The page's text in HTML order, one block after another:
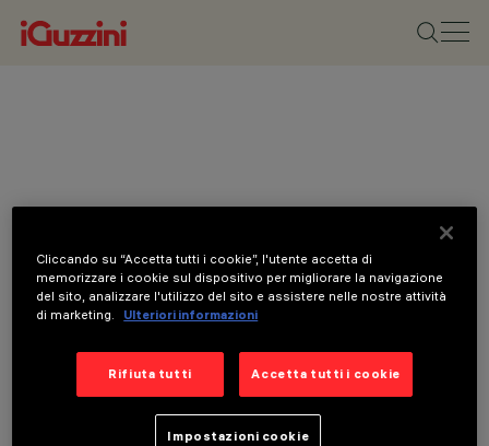
Cliccando su “Accetta tutti i cookie”, l'utente accetta di
memorizzare i cookie sul dispositivo per migliorare la navigazione
del sito, analizzare l'utilizzo del sito e assistere nelle nostre attività
di marketing.
Ulteriori informazioni
Rifiuta tutti Accetta tutti i cookie
Impostazioni cookie